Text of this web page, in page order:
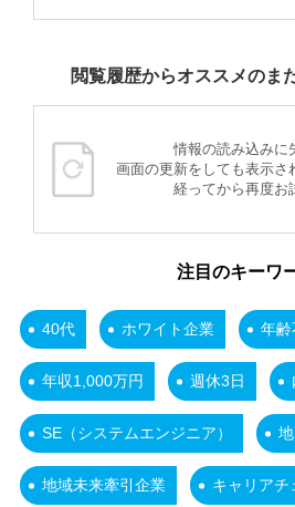
閲覧履歴からオススメのま
情報の読み込みに
画面の更新をしても表示さ
経ってから再度お
注目のキーワ
40代 ホワイト企業 年齢
年収1,000万円 週休3日
SE（システムエンジニア）
地域未来牽引企業 キャリアチ